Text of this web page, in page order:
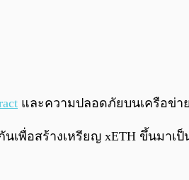
และความปลอดภัยบนเครือข่า
นเพื่อสร้างเหรียญ xETH ขึ้นม